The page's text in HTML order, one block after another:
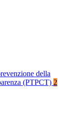
della
(PTPCT) 2